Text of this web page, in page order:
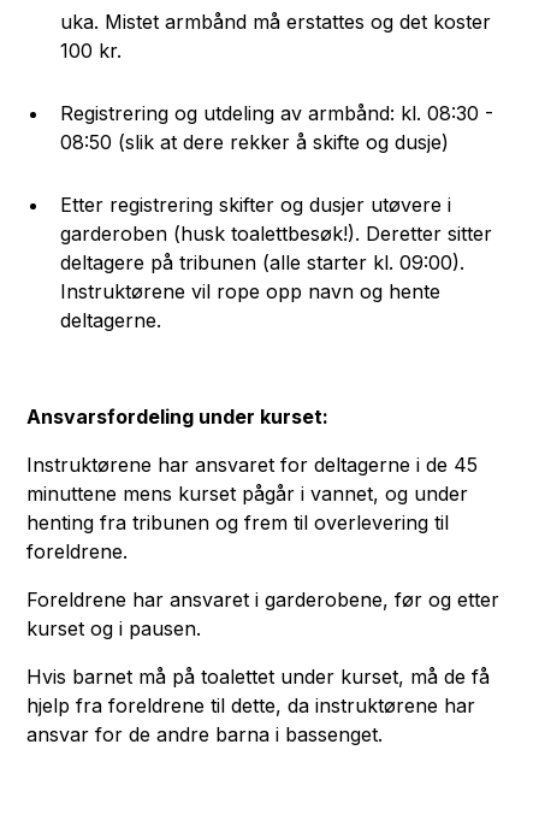
uka. Mistet armbånd må erstattes og det koster
100 kr.
Registrering og utdeling av armbånd: kl. 08:30 -
08:50 (slik at dere rekker å skifte og dusje)
Etter registrering skifter og dusjer utøvere i
garderoben (husk toalettbesøk!). Deretter sitter
deltagere på tribunen (alle starter kl. 09:00).
Instruktørene vil rope opp navn og hente
deltagerne.
Ansvarsfordeling under kurset:
Instruktørene har ansvaret for deltagerne i de 45
minuttene mens kurset pågår i vannet, og under
henting fra tribunen og frem til overlevering til
foreldrene.
Foreldrene har ansvaret i garderobene, før og etter
kurset og i pausen.
Hvis barnet må på toalettet under kurset, må de få
hjelp fra foreldrene til dette, da instruktørene har
ansvar for de andre barna i bassenget.